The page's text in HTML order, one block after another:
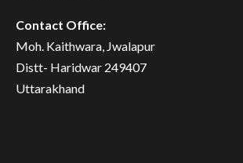
Contact Office:
Moh. Kaithwara, Jwalapur
Distt- Haridwar 249407
Uttarakhand